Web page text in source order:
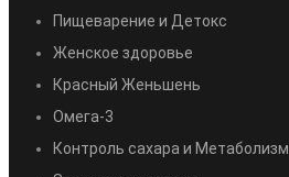
Пищеварение и Детокс
Женское здоровье
Красный Женьшень
Омега-3
Контроль сахара и Метаболизм